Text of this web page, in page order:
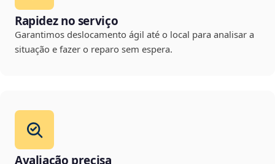
Rapidez no serviço
Garantimos deslocamento ágil até o local para analisar a
situação e fazer o reparo sem espera.
Avaliação precisa